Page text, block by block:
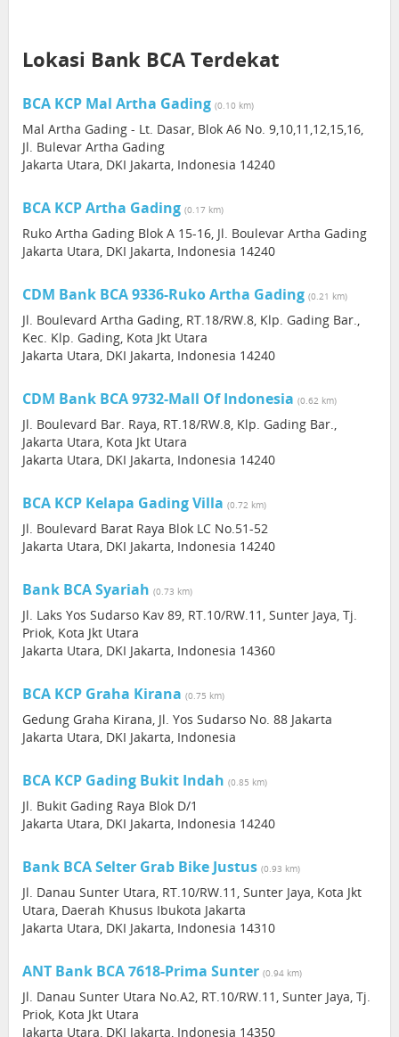
Lokasi Bank BCA Terdekat
BCA KCP Mal Artha Gading (0.10 km)
Mal Artha Gading - Lt. Dasar, Blok A6 No. 9,10,11,12,15,16,
Jl. Bulevar Artha Gading
Jakarta Utara, DKI Jakarta, Indonesia 14240
BCA KCP Artha Gading (0.17 km)
Ruko Artha Gading Blok A 15-16, Jl. Boulevar Artha Gading
Jakarta Utara, DKI Jakarta, Indonesia 14240
CDM Bank BCA 9336-Ruko Artha Gading (0.21 km)
Jl. Boulevard Artha Gading, RT.18/RW.8, Klp. Gading Bar.,
Kec. Klp. Gading, Kota Jkt Utara
Jakarta Utara, DKI Jakarta, Indonesia 14240
CDM Bank BCA 9732-Mall Of Indonesia (0.62 km)
Jl. Boulevard Bar. Raya, RT.18/RW.8, Klp. Gading Bar.,
Jakarta Utara, Kota Jkt Utara
Jakarta Utara, DKI Jakarta, Indonesia 14240
BCA KCP Kelapa Gading Villa (0.72 km)
Jl. Boulevard Barat Raya Blok LC No.51-52
Jakarta Utara, DKI Jakarta, Indonesia 14240
Bank BCA Syariah (0.73 km)
Jl. Laks Yos Sudarso Kav 89, RT.10/RW.11, Sunter Jaya, Tj.
Priok, Kota Jkt Utara
Jakarta Utara, DKI Jakarta, Indonesia 14360
BCA KCP Graha Kirana (0.75 km)
Gedung Graha Kirana, Jl. Yos Sudarso No. 88 Jakarta
Jakarta Utara, DKI Jakarta, Indonesia
BCA KCP Gading Bukit Indah (0.85 km)
Jl. Bukit Gading Raya Blok D/1
Jakarta Utara, DKI Jakarta, Indonesia 14240
Bank BCA Selter Grab Bike Justus (0.93 km)
Jl. Danau Sunter Utara, RT.10/RW.11, Sunter Jaya, Kota Jkt
Utara, Daerah Khusus Ibukota Jakarta
Jakarta Utara, DKI Jakarta, Indonesia 14310
ANT Bank BCA 7618-Prima Sunter (0.94 km)
Jl. Danau Sunter Utara No.A2, RT.10/RW.11, Sunter Jaya, Tj.
Priok, Kota Jkt Utara
Jakarta Utara, DKI Jakarta, Indonesia 14350